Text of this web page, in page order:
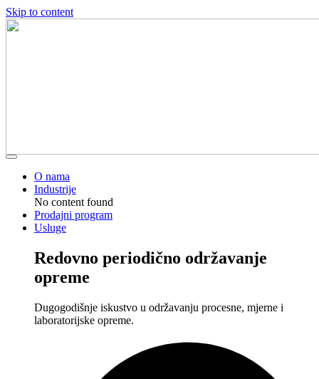
Skip to content
O nama
Industrije
No content found
Prodajni program
Usluge
Redovno periodično održavanje
opreme
Dugogodišnje iskustvo u održavanju procesne, mjerne i
laboratorijske opreme.